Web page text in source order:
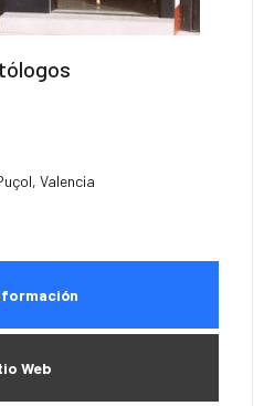
Valencia
Web